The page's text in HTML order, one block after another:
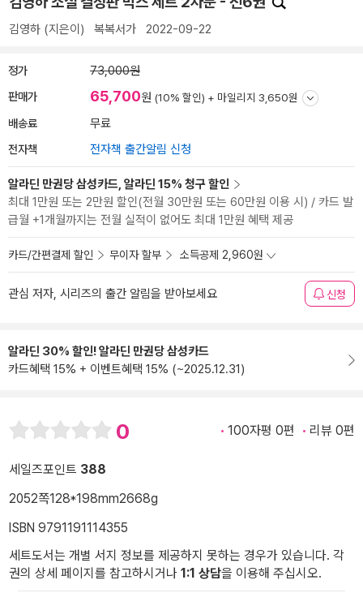
김영하 (지은이) 복복서가 2022-09-22
정가 73,000원
판매가 65,700원 (10% 할인) + 마일리지 3,650원
배송료 무료
전자책 전자책 출간알림 신청
알라딘 만권당 삼성카드, 알라딘 15% 청구 할인
최대 1만원 또는 2만원 할인(전월 30만원 또는 60만원 이용 시) / 카드 발
급월 +1개월까지는 전월 실적이 없어도 최대 1만원 혜택 제공
카드/간편결제 할인 무이자 할부 소득공제 2,960원
관심 저자, 시리즈의 출간 알림을 받아보세요 신청
알라딘 30% 할인! 알라딘 만권당 삼성카드
카드혜택 15% + 이벤트혜택 15% (~2025.12.31)
0 100자평 0편 리뷰 0편
세일즈포인트 388
2052쪽128*198mm2668g
ISBN 9791191114355
세트도서는 개별 서지 정보를 제공하지 못하는 경우가 있습니다. 각
권의 상세 페이지를 참고하시거나 1:1 상담을 이용해 주십시오.